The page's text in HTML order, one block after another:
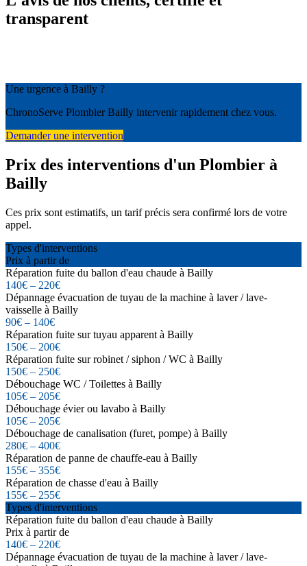
transparent
Une urgence à Bailly ?
ChronoServe Plombier Bailly intervenir rapidement chez vous.
Demander une intervention
Prix des interventions d'un Plombier à
Bailly
Ces prix sont estimatifs, un tarif précis sera confirmé lors de votre
appel.
Types d'interventions
Prix à partir de
Réparation fuite du ballon d'eau chaude à Bailly
140€ – 220€
Dépannage évacuation de tuyau de la machine à laver / lave-
vaisselle à Bailly
90€ – 140€
Réparation fuite sur tuyau apparent à Bailly
150€ – 200€
Réparation fuite sur robinet / siphon / WC à Bailly
150€ – 250€
Débouchage WC / Toilettes à Bailly
105€ – 205€
Débouchage évier ou lavabo à Bailly
105€ – 205€
Débouchage de canalisation (furet, pompe) à Bailly
280€ – 400€
Réparation de panne de chauffe-eau à Bailly
155€ – 355€
Réparation de chasse d'eau à Bailly
155€ – 255€
Types d'interventions
Réparation fuite du ballon d'eau chaude à Bailly
Prix à partir de
140€ – 220€
Dépannage évacuation de tuyau de la machine à laver / lave-